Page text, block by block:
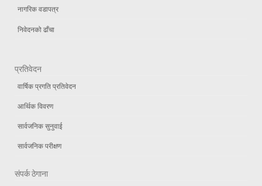
नागरिक वडापत्र
निवेदनको ढाँचा
प्रतिवेदन
वार्षिक प्रगति प्रतिवेदन
आर्थिक विवरण
सार्वजनिक सुनुवाई
सार्वजनिक परीक्षण
संपर्क ठेगाना